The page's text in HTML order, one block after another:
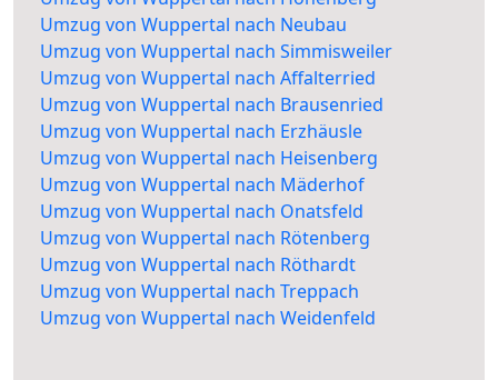
Umzug von Wuppertal nach Neubau
Umzug von Wuppertal nach Simmisweiler
Umzug von Wuppertal nach Affalterried
Umzug von Wuppertal nach Brausenried
Umzug von Wuppertal nach Erzhäusle
Umzug von Wuppertal nach Heisenberg
Umzug von Wuppertal nach Mäderhof
Umzug von Wuppertal nach Onatsfeld
Umzug von Wuppertal nach Rötenberg
Umzug von Wuppertal nach Röthardt
Umzug von Wuppertal nach Treppach
Umzug von Wuppertal nach Weidenfeld